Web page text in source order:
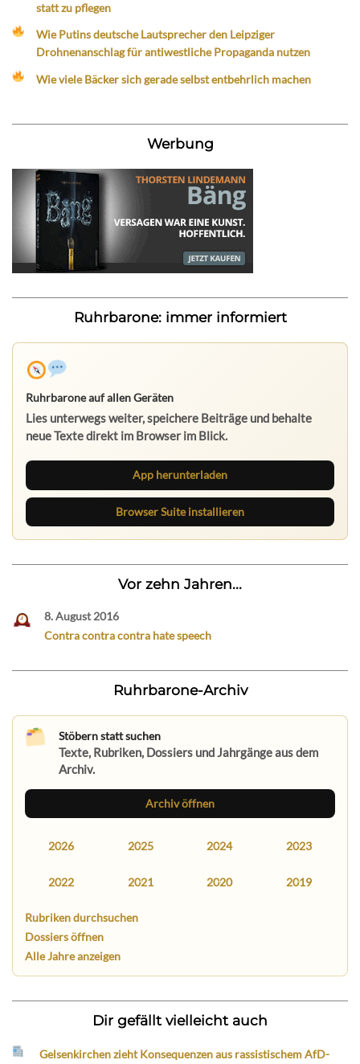
statt zu pflegen
Wie Putins deutsche Lautsprecher den Leipziger
Drohnenanschlag für antiwestliche Propaganda nutzen
Wie viele Bäcker sich gerade selbst entbehrlich machen
Werbung
Ruhrbarone: immer informiert
Ruhrbarone auf allen Geräten
Lies unterwegs weiter, speichere Beiträge und behalte
neue Texte direkt im Browser im Blick.
App herunterladen
Browser Suite installieren
Vor zehn Jahren...
8. August 2016
Contra contra contra hate speech
Ruhrbarone-Archiv
Stöbern statt suchen
Texte, Rubriken, Dossiers und Jahrgänge aus dem
Archiv.
Archiv öffnen
2026 2025 2024 2023
2022 2021 2020 2019
Rubriken durchsuchen
Dossiers öffnen
Alle Jahre anzeigen
Dir gefällt vielleicht auch
Gelsenkirchen zieht Konsequenzen aus rassistischem AfD-